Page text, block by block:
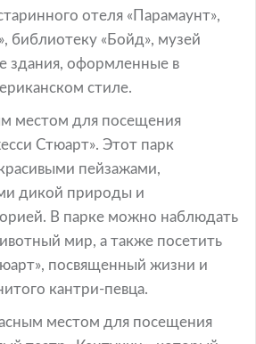
отеля «Парамаунт»,
библиотеку «Бойд», музей
здания, оформленные в
стиле.
местом для посещения
Стюарт». Этот парк
пейзажами,
дикой природы и
В парке можно наблюдать
мир, а также посетить
посвященный жизни и
кантри-певца.
местом для посещения